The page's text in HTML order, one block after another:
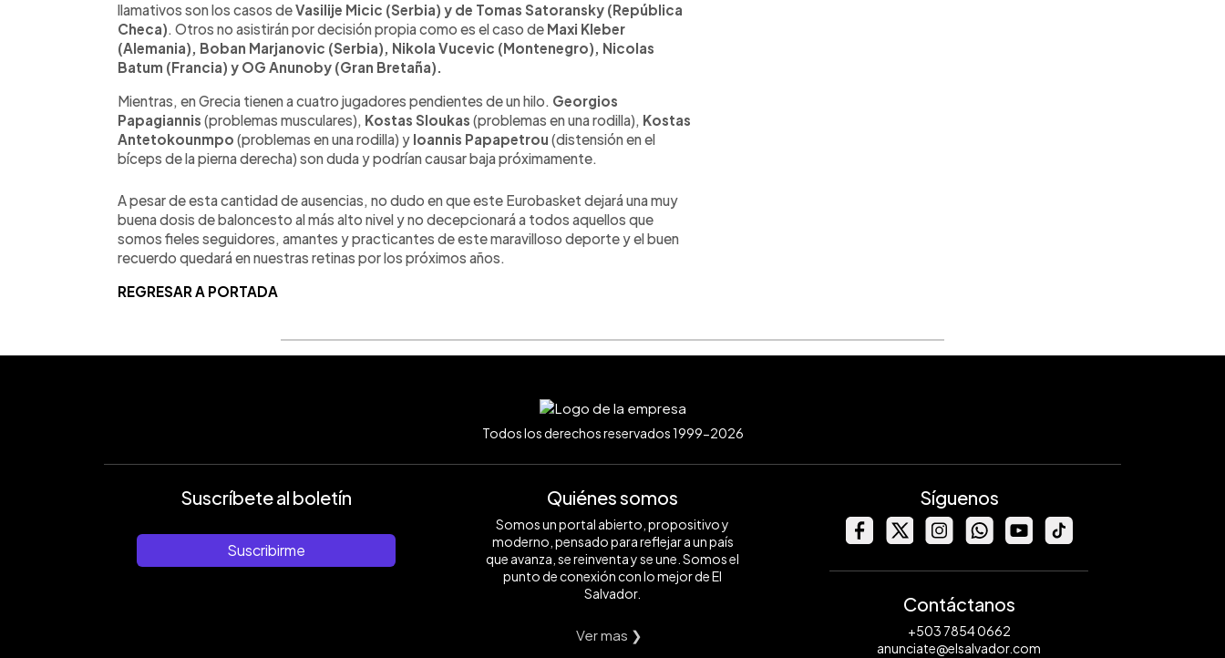
llamativos son los casos deVasilije Micic (Serbia) y de Tomas Satoransky (República
Checa). Otros no asistirán por decisión propia como es el caso de Maxi Kleber
(Alemania), Boban Marjanovic (Serbia), Nikola Vucevic (Montenegro), Nicolas
Batum (Francia) y OG Anunoby (Gran Bretaña).
Mientras, en Grecia tienen a cuatro jugadores pendientes de un hilo. Georgios
Papagiannis (problemas musculares), Kostas Sloukas (problemas en una rodilla), Kostas
Antetokounmpo (problemas en una rodilla) y Ioannis Papapetrou (distensión en el
bíceps de la pierna derecha) son duda y podrían causar baja próximamente.
A pesar de esta cantidad de ausencias, no dudo en que este Eurobasket dejará una muy
buena dosis de baloncesto al más alto nivel y no decepcionará a todos aquellos que
somos fieles seguidores, amantes y practicantes de este maravilloso deporte y el buen
recuerdo quedará en nuestras retinas por los próximos años.
REGRESAR A PORTADA
Todos los derechos reservados 1999-2026
Suscríbete al boletín
Suscribirme
Quiénes somos
Somos un portal abierto, propositivo y
moderno, pensado para reflejar a un país
que avanza, se reinventa y se une. Somos el
punto de conexión con lo mejor de El
Salvador.
Ver mas ❯
Síguenos
Contáctanos
+503 7854 0662
anunciate@elsalvador.com